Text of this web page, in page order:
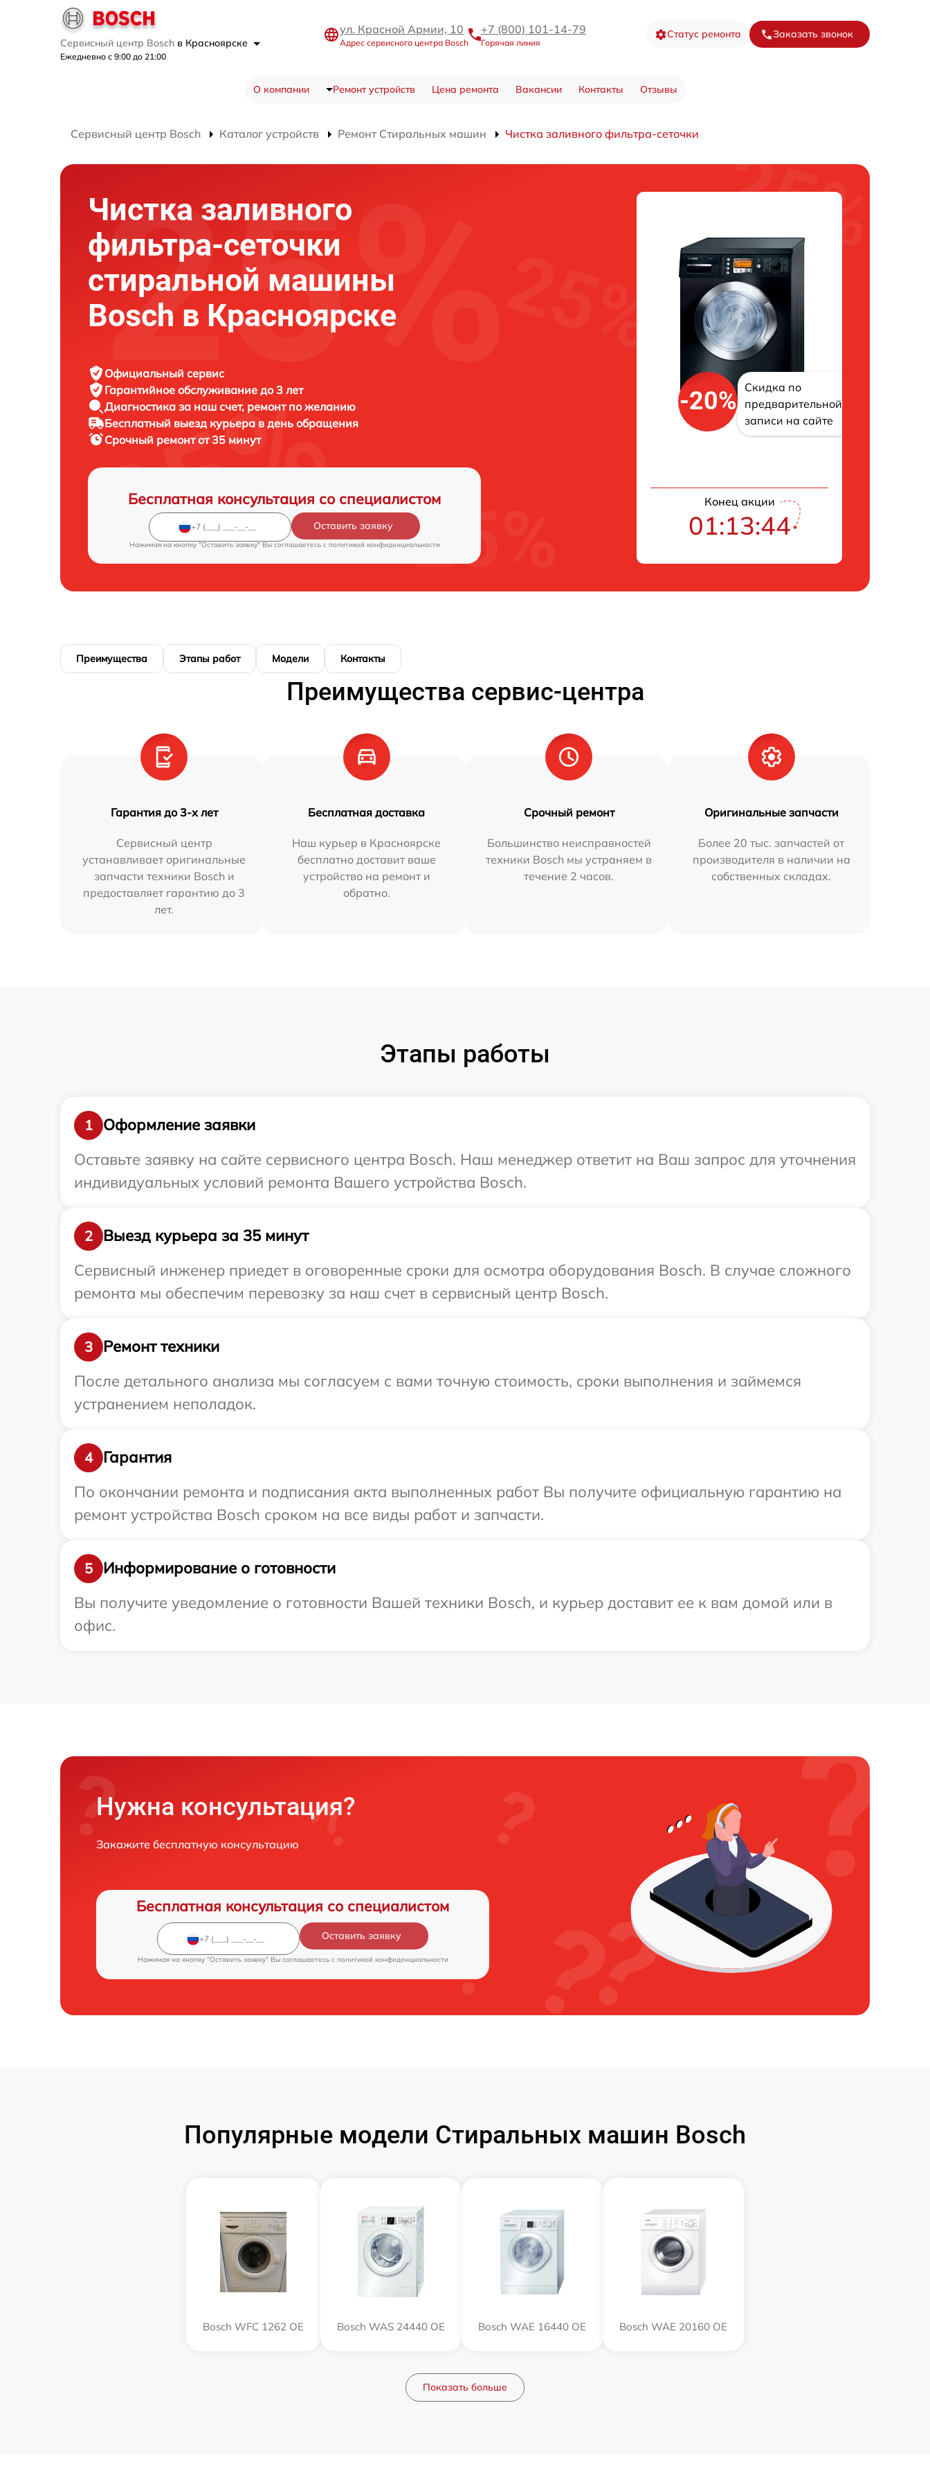
Сервисный центр Bosch в Красноярске
Ежедневно с 9:00 до 21:00
ул. Красной Армии, 10
Адрес сервисного центра Bosch
+7 (800) 101-14-79
Горячая линия
Статус ремонта Заказать звонок
О компании Ремонт устройств Цена ремонта Вакансии Контакты Отзывы
Сервисный центр Bosch Каталог устройств Ремонт Стиральных машин Чистка заливного фильтра-сеточки
Чистка заливного
фильтра-сеточки
стиральной машины
Bosch в Красноярске
Официальный сервис
Гарантийное обслуживание до 3 лет
Диагностика за наш счет, ремонт по желанию
Бесплатный выезд курьера в день обращения
Срочный ремонтот 35 минут
Бесплатная консультация со специалистом
Оставить заявку
Нажимая на кнопку "Оставить заявку" Вы соглашаетесь c политикой конфиденциальности
-20%
Скидка по
предварительной
записи на сайте
Конец акции
01:13:43
Преимущества Этапы работ Модели Контакты
Преимущества сервис-центра
Гарантия до 3-х лет
Сервисный центр
устанавливает оригинальные
запчасти техники Bosch и
предоставляет гарантию до 3
лет.
Бесплатная доставка
Наш курьер в Красноярске
бесплатно доставит ваше
устройство на ремонт и
обратно.
Срочный ремонт
Большинство неисправностей
техники Bosch мы устраняем в
течение 2 часов.
Оригинальные запчасти
Более 20 тыс. запчастей от
производителя в наличии на
собственных складах.
Этапы работы
1
Оформление заявки
Оставьте заявку на сайте сервисного центра Bosch. Наш менеджер ответит на Ваш запрос для уточнения
индивидуальных условий ремонта Вашего устройства Bosch.
2
Выезд курьера за 35 минут
Сервисный инженер приедет в оговоренные сроки для осмотра оборудования Bosch. В случае сложного
ремонта мы обеспечим перевозку за наш счет в сервисный центр Bosch.
3
Ремонт техники
После детального анализа мы согласуем с вами точную стоимость, сроки выполнения и займемся
устранением неполадок.
4
Гарантия
По окончании ремонта и подписания акта выполненных работ Вы получите официальную гарантию на
ремонт устройства Bosch сроком на все виды работ и запчасти.
5
Информирование о готовности
Вы получите уведомление о готовности Вашей техники Bosch, и курьер доставит ее к вам домой или в
офис.
Нужна консультация?
Закажите бесплатную консультацию
Бесплатная консультация со специалистом
Оставить заявку
Нажимая на кнопку "Оставить заявку" Вы соглашаетесь c политикой конфиденциальности
Популярные модели Стиральных машин Bosch
Bosch WFC 1262 OE Bosch WAS 24440 OE Bosch WAE 16440 OE Bosch WAE 20160 OE
Показать больше